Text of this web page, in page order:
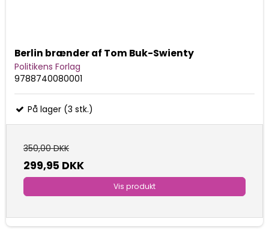
Berlin brænder af Tom Buk-Swienty
Politikens Forlag
9788740080001
På lager (3 stk.)
350,00 DKK
299,95 DKK
Vis produkt